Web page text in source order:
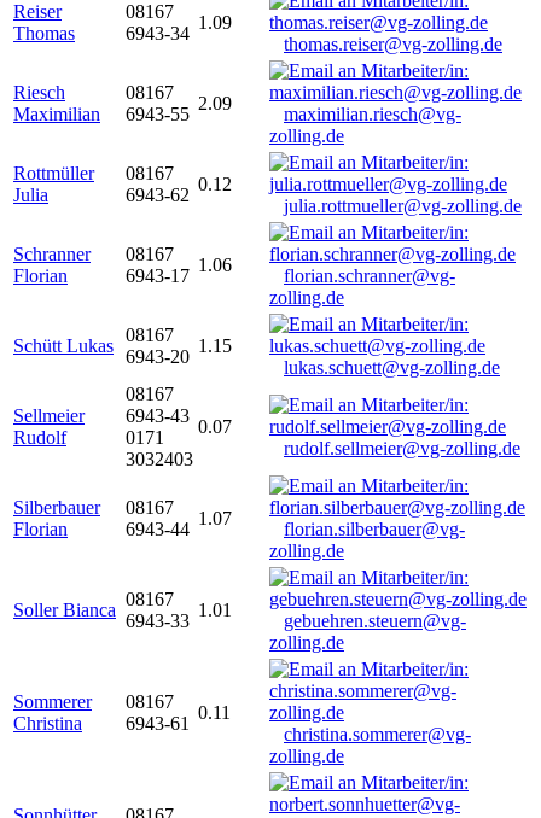
Reiser
Thomas
08167
6943-34
1.09
thomas.reiser@vg-zolling.de
Riesch
Maximilian
08167
6943-55
2.09
maximilian.riesch@vg-
zolling.de
Rottmüller
Julia
08167
6943-62
0.12
julia.rottmueller@vg-zolling.de
Schranner
Florian
08167
6943-17
1.06
florian.schranner@vg-
zolling.de
Schütt Lukas
08167
6943-20
1.15
lukas.schuett@vg-zolling.de
Sellmeier
Rudolf
08167
6943-43
0171
3032403
0.07
rudolf.sellmeier@vg-zolling.de
Silberbauer
Florian
08167
6943-44
1.07
florian.silberbauer@vg-
zolling.de
Soller Bianca
08167
6943-33
1.01
gebuehren.steuern@vg-
zolling.de
Sommerer
Christina
08167
6943-61
0.11
christina.sommerer@vg-
zolling.de